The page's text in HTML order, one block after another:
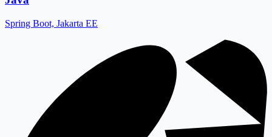
Spring Boot, Jakarta EE